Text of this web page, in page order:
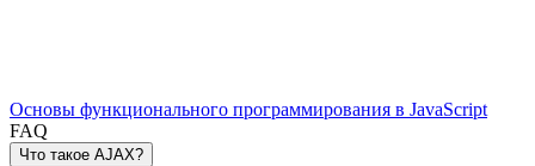
Основы функционального программирования в JavaScript
FAQ
Что такое AJAX?